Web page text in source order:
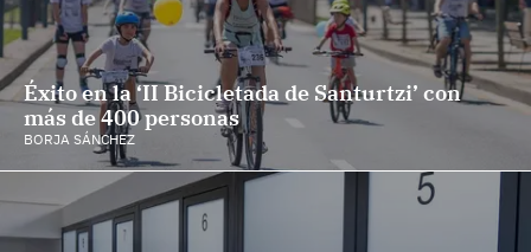
Éxito en la ‘II Bicicletada de Santurtzi’ con
más de 400 personas
BORJA SÁNCHEZ